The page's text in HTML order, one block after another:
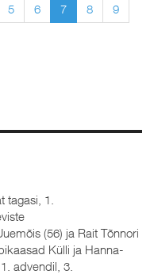
5 6 7 8
9
1.
(56) ja Rait Tõnnori
Külli ja Hanna-
advendil, 3.